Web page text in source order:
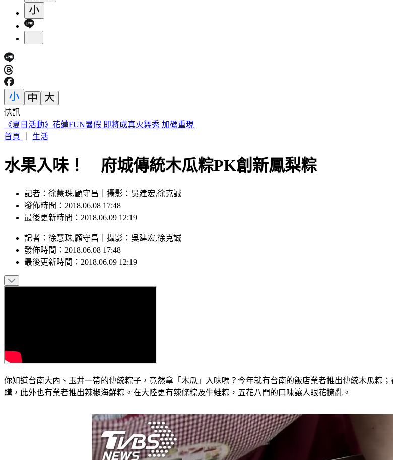
快訊
瑪丹娜重要推手！大咖製作人「家中身亡」享壽69歲
首頁
生活
水果入味！ 府城傳統木瓜粽PK創新鳳梨粽
記者：徐慧珠,顧守昌｜攝影：吳建宏,徐克誠
發佈時間：2018.06.08 17:48
最後更新時間：2018.06.09 12:19
記者 ： 徐慧珠,顧守昌 攝影 ： 吳建宏,徐克誠
發佈時間： 2018.06.08 17:48
最後更新時間： 2018.06.09 12:19
你知道台南大內、玉井一帶的傳統粽子，竟然拿「木瓜」入味嗎？今年就有台南的飯店業者推出傳統木瓜粽
購，此外也有業者推出辣椒海鮮粽。在大陸更有辣條粽及牛蛙粽，五花八門的口味讓人眼花撩亂。